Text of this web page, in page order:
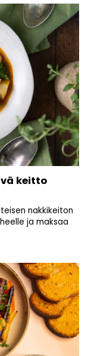
keitto
nakkikeiton
ja maksaa